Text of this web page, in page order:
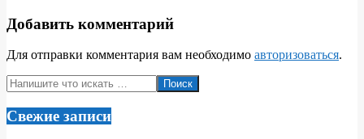
Добавить комментарий
Для отправки комментария вам необходимо авторизоваться.
Поиск
Свежие записи